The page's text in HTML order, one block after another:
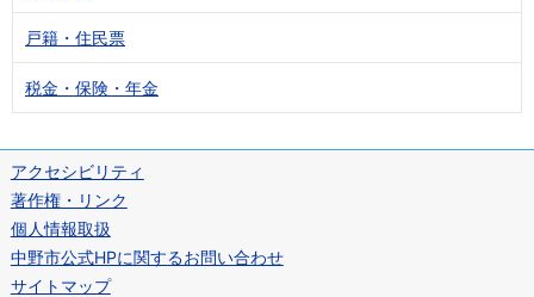
戸籍・住民票
税金・保険・年金
アクセシビリティ
著作権・リンク
個人情報取扱
中野市公式HPに関するお問い合わせ
サイトマップ